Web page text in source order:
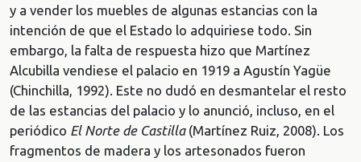
y a vender los muebles de algunas estancias con la
intención de que el Estado lo adquiriese todo. Sin
embargo, la falta de respuesta hizo que Martínez
Alcubilla vendiese el palacio en 1919 a Agustín Yagüe
(Chinchilla, 1992). Este no dudó en desmantelar el resto
de las estancias del palacio y lo anunció, incluso, en el
periódico El Norte de Castilla(Martínez Ruiz, 2008). Los
fragmentos de madera y los artesonados fueron